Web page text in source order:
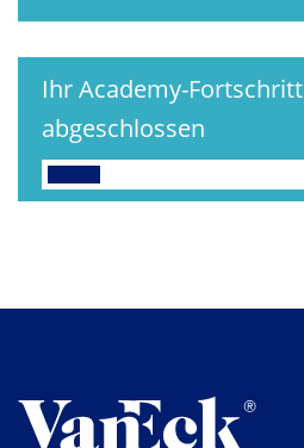
Ihr Academy-Fortschritt
abgeschlossen